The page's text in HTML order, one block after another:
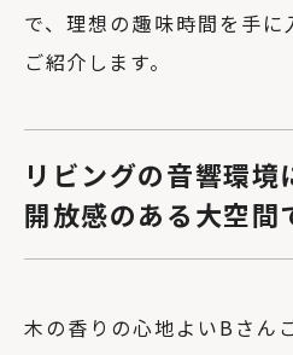
で、理想の趣味時間を手
ご紹介します。
リビングの音響環境
開放感のある大空間
木の香りの心地よいBさん